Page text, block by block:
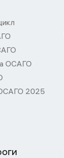
ОСАГО
2025